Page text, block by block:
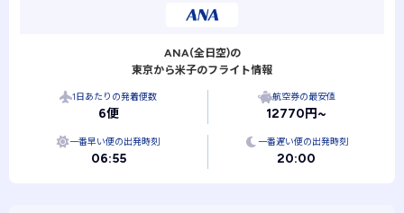
ANA(全日空)の
東京から米子のフライト情報
1日あたりの発着便数
6便
航空券の最安値
12770円~
一番早い便の出発時刻
06:55
一番遅い便の出発時刻
20:00